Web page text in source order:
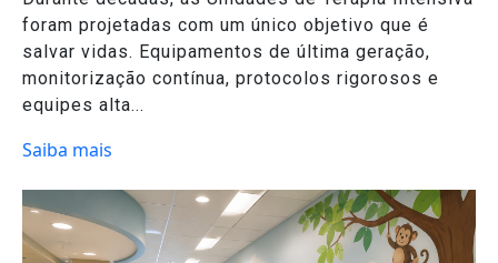
foram projetadas com um único objetivo que é
salvar vidas. Equipamentos de última geração,
monitorização contínua, protocolos rigorosos e
equipes alta...
Saiba mais